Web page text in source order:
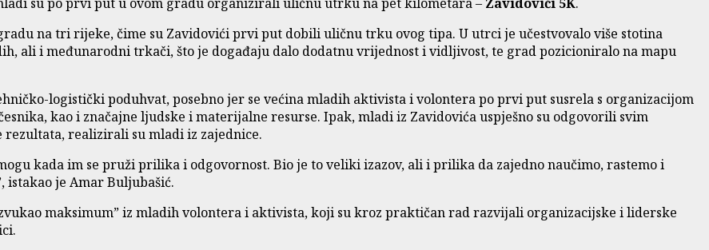
na tri rijeke, čime su Zavidovići prvi put dobili uličnu trku ovog tipa. U utrci je učestvovalo više stotina
ali i međunarodni trkači, što je događaju dalo dodatnu vrijednost i vidljivost, te grad pozicioniralo na mapu
logistički poduhvat, posebno jer se većina mladih aktivista i volontera po prvi put susrela s organizacijom
kao i značajne ljudske i materijalne resurse. Ipak, mladi iz Zavidovića uspješno su odgovorili svim
realizirali su mladi iz zajednice.
kada im se pruži prilika i odgovornost. Bio je to veliki izazov, ali i prilika da zajedno naučimo, rastemo i
je Amar Buljubašić.
maksimum” iz mladih volontera i aktivista, koji su kroz praktičan rad razvijali organizacijske i liderske